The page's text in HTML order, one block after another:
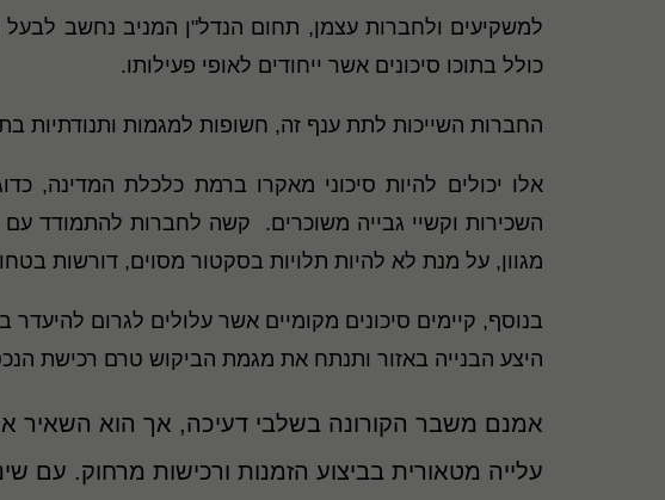
למשקיעים ולחברות עצמן, תחום הנדל"ן המניב נחשב לבעל
כולל בתוכו סיכונים אשר ייחודים לאופי פעילותו.
החברות השייכות לתת ענף זה, חשופות למגמות ותנודתיות
אלו יכולים להיות סיכוני מאקרו ברמת כלכלת המדינה,
השכירות וקשיי גבייה משוכרים. קשה לחברות להתמודד עם
מגוון, על מנת לא להיות תלויות בסקטור מסוים, דורשות
בנוסף, קיימים סיכונים מקומיים אשר עלולים לגרום
היצע הבנייה באזור ותנתח את מגמת הביקוש טרם רכישת
אמנם משבר הקורונה בשלבי דעיכה, אך הוא השאיר
עלייה מטאורית בביצוע הזמנות ורכישות מרחוק. עם